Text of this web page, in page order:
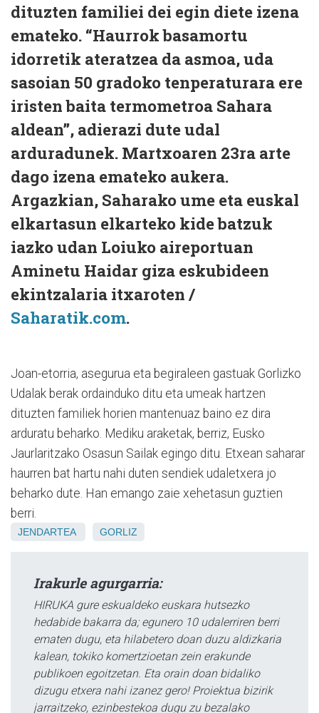
dituzten familiei dei egin diete izena
emateko. “Haurrok basamortu
idorretik ateratzea da asmoa, uda
sasoian 50 gradoko tenperaturara ere
iristen baita termometroa Sahara
aldean”, adierazi dute udal
arduradunek. Martxoaren 23ra arte
dago izena emateko aukera.
Argazkian, Saharako ume eta euskal
elkartasun elkarteko kide batzuk
iazko udan Loiuko aireportuan
Aminetu Haidar giza eskubideen
ekintzalaria itxaroten /
Saharatik.com.
Joan-etorria, asegurua eta begiraleen gastuak Gorlizko
Udalak berak ordainduko ditu eta umeak hartzen
dituzten familiek horien mantenuaz baino ez dira
arduratu beharko. Mediku araketak, berriz, Eusko
Jaurlaritzako Osasun Sailak egingo ditu. Etxean saharar
haurren bat hartu nahi duten sendiek udaletxera jo
beharko dute. Han emango zaie xehetasun guztien
berri.
JENDARTEA GORLIZ
Irakurle agurgarria:
HIRUKA gure eskualdeko euskara hutsezko
hedabide bakarra da; egunero 10 udalerriren berri
ematen dugu, eta hilabetero doan duzu aldizkaria
kalean, tokiko komertzioetan zein erakunde
publikoen egoitzetan. Eta orain doan bidaliko
dizugu etxera nahi izanez gero! Proiektua bizirik
jarraitzeko, ezinbestekoa dugu zu bezalako